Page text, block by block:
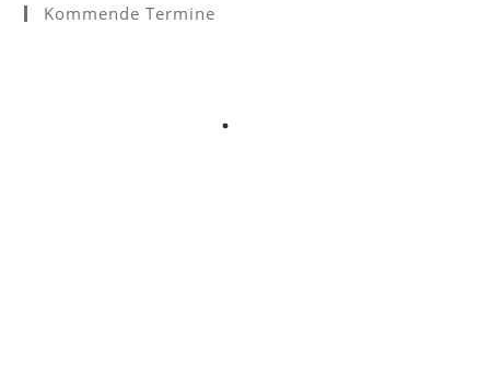
Kommende Termine